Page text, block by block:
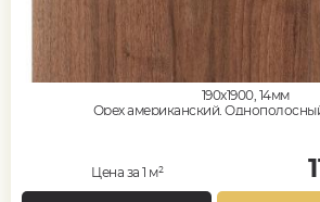
190x1900, 14мм
Орех американский,
Цена за 1 м²